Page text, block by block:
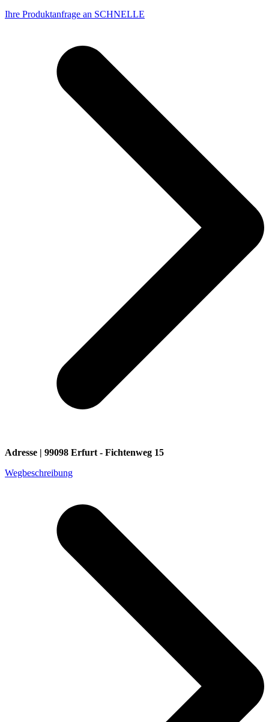
Ihre Produktanfrage an SCHNELLE
Adresse | 99098 Erfurt - Fichtenweg 15
Wegbeschreibung